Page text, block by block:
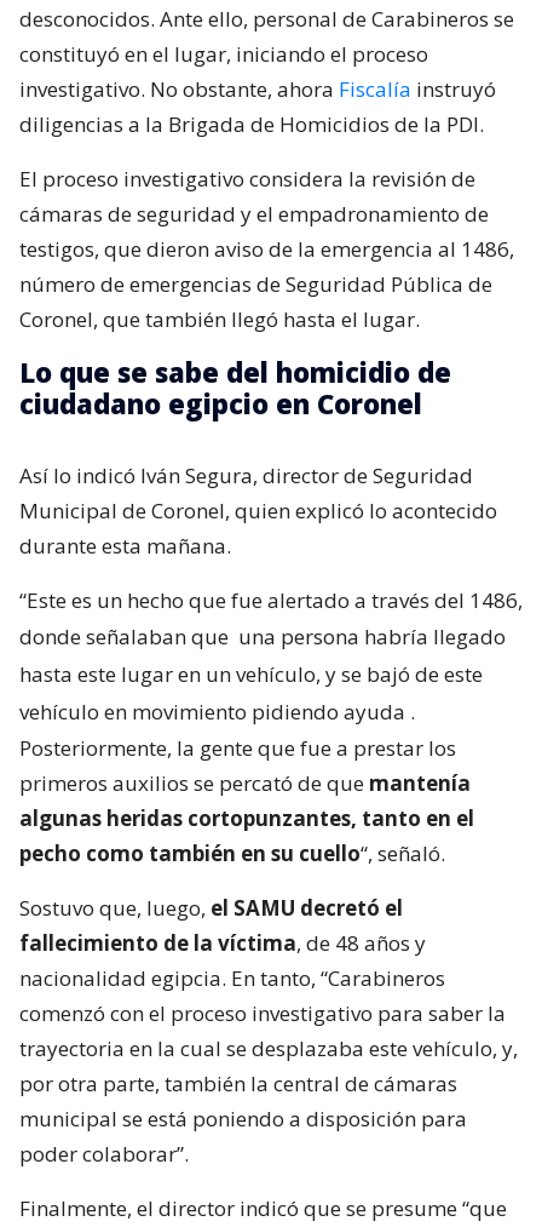
desconocidos. Ante ello, personal de Carabineros se
constituyó en el lugar, iniciando el proceso
investigativo. No obstante, ahora Fiscalía instruyó
diligencias a la Brigada de Homicidios de la PDI.
El proceso investigativo considera la revisión de
cámaras de seguridad y el empadronamiento de
testigos, que dieron aviso de la emergencia al 1486,
número de emergencias de Seguridad Pública de
Coronel, que también llegó hasta el lugar.
Lo que se sabe del homicidio de
ciudadano egipcio en Coronel
Así lo indicó Iván Segura, director de Seguridad
Municipal de Coronel, quien explicó lo acontecido
durante esta mañana.
“Este es un hecho que fue alertado a través del 1486,
donde señalaban que una persona habría llegado
hasta este lugar en un vehículo, y se bajó de este
vehículo en movimiento pidiendo ayuda .
Posteriormente, la gente que fue a prestar los
primeros auxilios se percató de que mantenía
algunas heridas cortopunzantes, tanto en el
pecho como también en su cuello“, señaló.
Sostuvo que, luego, el SAMU decretó el
fallecimiento de la víctima, de 48 años y
nacionalidad egipcia. En tanto, “Carabineros
comenzó con el proceso investigativo para saber la
trayectoria en la cual se desplazaba este vehículo, y,
por otra parte, también la central de cámaras
municipal se está poniendo a disposición para
poder colaborar”.
Finalmente, el director indicó que se presume “que